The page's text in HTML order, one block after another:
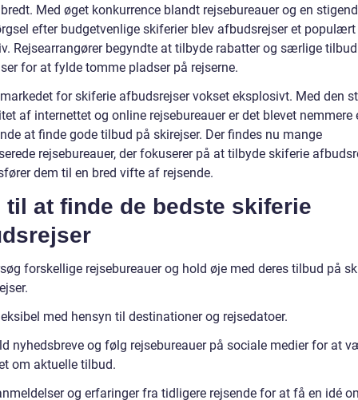
Med øget konkurrence blandt rejsebureauer og en
efter budgetvenlige skiferier blev afbudsrejser et populært
Rejsearrangører begyndte at tilbyde rabatter og særlige
for at fylde tomme pladser på rejserne.
for skiferie afbudsrejser vokset eksplosivt. Med den
af internettet og online rejsebureauer er det blevet nemmere
at finde gode tilbud på skirejser. Der findes nu mange
rejsebureauer, der fokuserer på at tilbyde skiferie
dem til en bred vifte af rejsende.
til at finde de bedste skiferie
forskellige rejsebureauer og hold øje med deres tilbud på
med hensyn til destinationer og rejsedatoer.
nyhedsbreve og følg rejsebureauer på sociale medier for at
om aktuelle tilbud.
og erfaringer fra tidligere rejsende for at få en idé